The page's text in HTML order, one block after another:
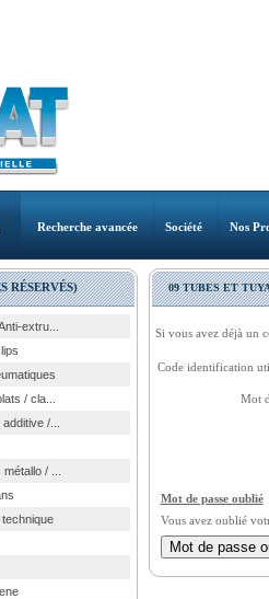
Recherche avancée Société Nos
RÉSERVÉS)
extru...
/ cla...
/...
/ ...
09 TUBES ET
Si vous avez déjà un
Code identification
Mot
Mot de passe oublié
Vous avez oublié